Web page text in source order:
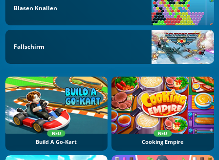
Blasen Knallen
Fallschirm
NEU
Build A Go-Kart
NEU
Cooking Empire